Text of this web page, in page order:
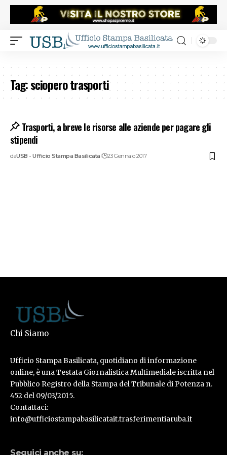
Tag:sciopero trasporti
Trasporti, a breve le risorse alle aziende per pagare gli
stipendi
daUSB - Ufficio Stampa Basilicata 23 Gennaio 2017
Chi Siamo
Ufficio Stampa Basilicata, quotidiano di informazione
online, è una Testata Giornalistica Multimediale iscritta nel
Pubblico Registro della Stampa del Tribunale di Potenza n.
452 del 09/03/2015.
Contattaci:
info@ufficiostampabasilicatait.trasferimentiaruba.it
Seguici anche su: